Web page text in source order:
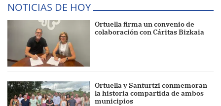
NOTICIAS DE HOY
Ortuella firma un convenio de
colaboración con Cáritas Bizkaia
Ortuella y Santurtzi conmemoran
la historia compartida de ambos
municipios